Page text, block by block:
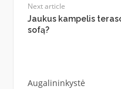
Next article
Jaukus kampelis
sofą?
Augalininkystė